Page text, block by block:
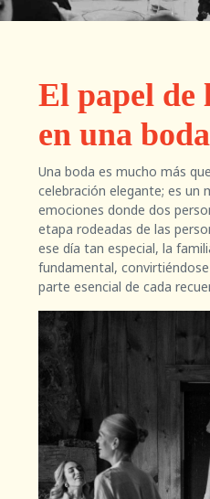
El papel de
en una boda
Una boda es mucho más
celebración elegante; es un
emociones donde dos
etapa rodeadas de las
ese día tan especial, la
fundamental,
parte esencial de cada